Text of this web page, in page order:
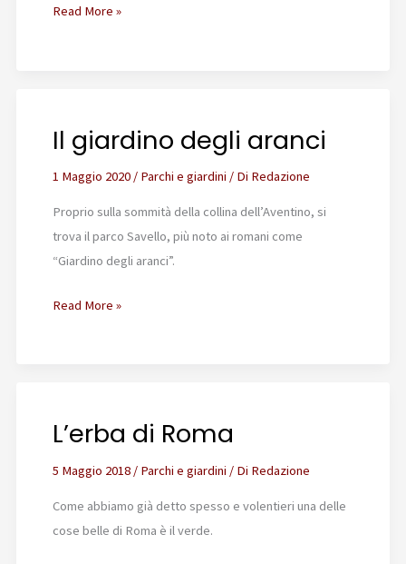
Il
Read More »
Il giardino degli aranci
1 Maggio 2020 / Parchi e giardini / Di Redazione
Proprio sulla sommità della collina dell’Aventino, si
trova il parco Savello, più noto ai romani come
“Giardino degli aranci”.
Il
Read More »
L’erba di Roma
5 Maggio 2018 / Parchi e giardini / Di Redazione
Come abbiamo già detto spesso e volentieri una delle
cose belle di Roma è il verde.